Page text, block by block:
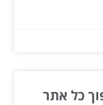
כל אתר